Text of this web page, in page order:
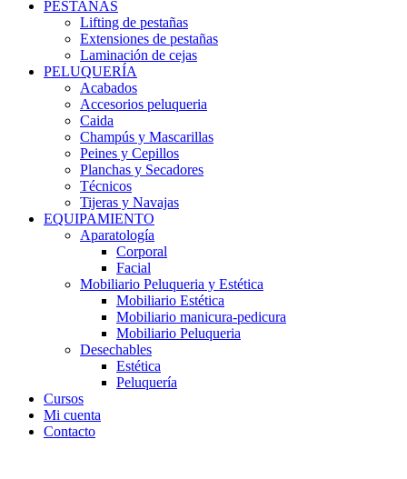
PESTAÑAS
Lifting de pestañas
Extensiones de pestañas
Laminación de cejas
PELUQUERÍA
Acabados
Accesorios peluqueria
Caida
Champús y Mascarillas
Peines y Cepillos
Planchas y Secadores
Técnicos
Tijeras y Navajas
EQUIPAMIENTO
Aparatología
Corporal
Facial
Mobiliario Peluqueria y Estética
Mobiliario Estética
Mobiliario manicura-pedicura
Mobiliario Peluqueria
Desechables
Estética
Peluquería
Cursos
Mi cuenta
Contacto